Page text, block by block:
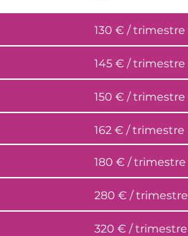
130 € / trimestre
145 € / trimestre
150 € / trimestre
162 € / trimestre
180 € / trimestre
280 € / trimestre
320 € / trimestre